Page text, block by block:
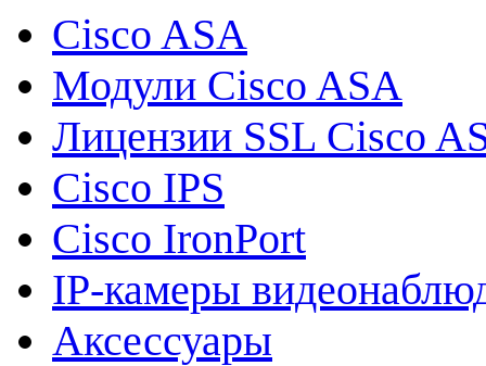
Cisco ASA
Модули Cisco ASA
Лицензии SSL Cisco
Cisco IPS
Cisco IronPort
IP-камеры
Аксессуары